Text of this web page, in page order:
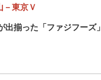
東京Ｖ
揃った「ファジフーズ」